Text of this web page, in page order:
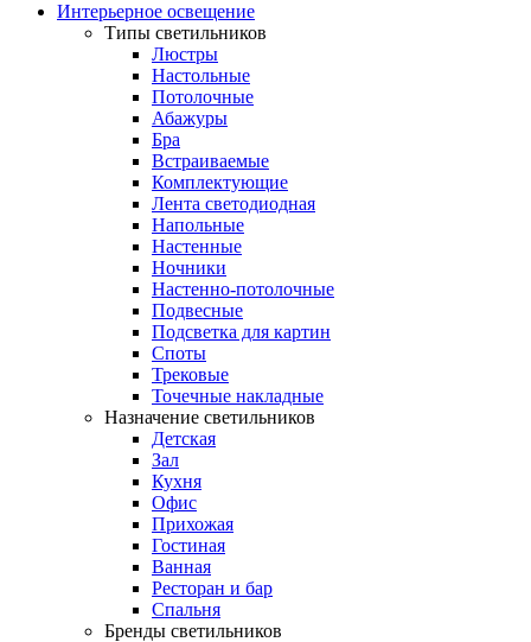
Интерьерное освещение
Типы светильников
Люстры
Настольные
Потолочные
Абажуры
Бра
Встраиваемые
Комплектующие
Лента светодиодная
Напольные
Настенные
Ночники
Настенно-потолочные
Подвесные
Подсветка для картин
Споты
Трековые
Точечные накладные
Назначение светильников
Детская
Зал
Кухня
Офис
Прихожая
Гостиная
Ванная
Ресторан и бар
Спальня
Бренды светильников